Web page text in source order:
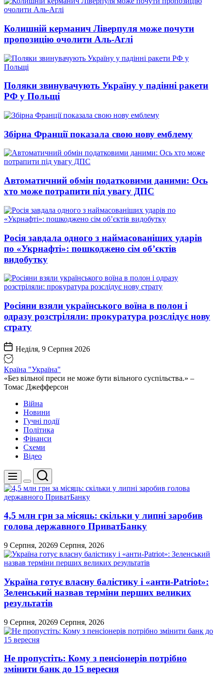
Колишній керманич Ліверпуля може почути
пропозицію очолити Аль-Аглі
Поляки звинувачують Україну у падінні ракети
РФ у Польщі
Збірна Франції показала свою нову емблему
Автоматичний обмін податковими даними: Ось
хто може потрапити під увагу ДПС
Росія завдала одного з наймасованіших ударів
по «Укрнафті»: пошкоджено сім об’єктів
видобутку
Росіяни взяли українського воїна в полон і
одразу розстріляли: прокуратура розслідує нову
страту
Неділя, 9 Серпня 2026
Країна "Україна"
«Без вільної преси не може бути вільного суспільства.» –
Томас Джефферсон
Війна
Новини
Гучні події
Політика
Фінанси
Схеми
Відео
Меню
Перемикач
кольорового
режиму
Пошук
4,5 млн грн за місяць: скільки у липні заробив
голова державного ПриватБанку
9 Серпня, 20269 Серпня, 2026
Україна готує власну балістику і «анти-Pаtriot»:
Зеленський назвав терміни перших великих
результатів
9 Серпня, 20269 Серпня, 2026
Не пропустіть: Кому з пенсіонерів потрібно
змінити банк до 15 вересня